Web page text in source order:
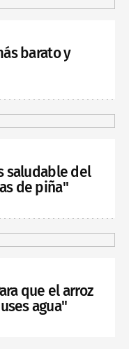
barato y
saludable del
de piña"
que el arroz
agua"